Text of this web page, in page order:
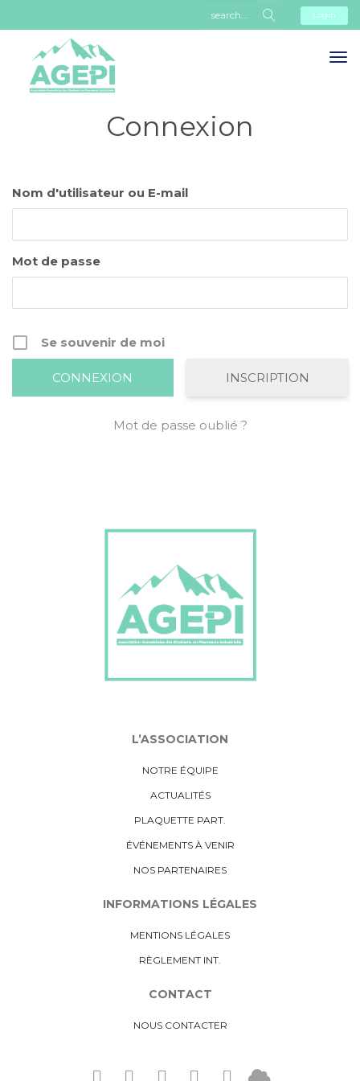
Login
Connexion
Nom d'utilisateur ou E-mail
Mot de passe
Se souvenir de moi
INSCRIPTION
Mot de passe oublié ?
L’ASSOCIATION
NOTRE ÉQUIPE
ACTUALITÉS
PLAQUETTE PART.
ÉVÉNEMENTS À VENIR
NOS PARTENAIRES
INFORMATIONS LÉGALES
MENTIONS LÉGALES
RÈGLEMENT INT.
CONTACT
NOUS CONTACTER